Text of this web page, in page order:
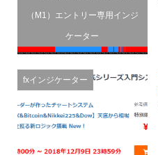
（M1）エントリー専用インジ
ケーター
fxインジケーター